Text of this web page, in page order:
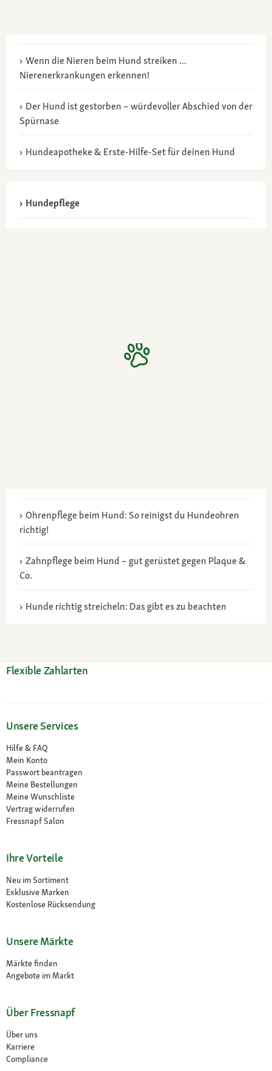
Wenn die Nieren beim Hund streiken ...
Nierenerkrankungen erkennen!
Der Hund ist gestorben – würdevoller Abschied von der
Spürnase
Hundeapotheke & Erste-Hilfe-Set für deinen Hund
Hundepflege
Ohrenpflege beim Hund: So reinigst du Hundeohren
richtig!
Zahnpflege beim Hund – gut gerüstet gegen Plaque &
Co.
Hunde richtig streicheln: Das gibt es zu beachten
Flexible Zahlarten
Unsere Services
Hilfe & FAQ
Mein Konto
Passwort beantragen
Meine Bestellungen
Meine Wunschliste
Vertrag widerrufen
Fressnapf Salon
Ihre Vorteile
Neu im Sortiment
Exklusive Marken
Kostenlose Rücksendung
Unsere Märkte
Märkte finden
Angebote im Markt
Über Fressnapf
Über uns
Karriere
Compliance